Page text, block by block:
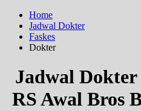
Home
Jadwal Dokter
Faskes
Dokter
Jadwal
RS Awal Bros